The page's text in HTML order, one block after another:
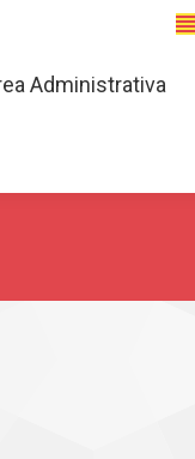
Administrativa
Àrea Administrativa